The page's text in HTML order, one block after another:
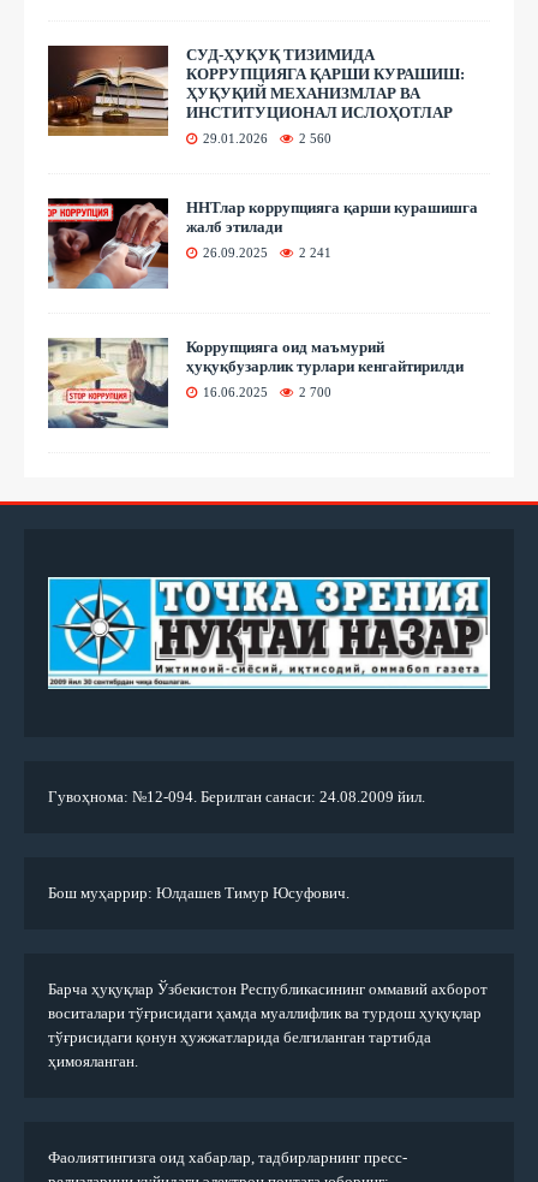
СУД-ҲУҚУҚ ТИЗИМИДА
КОРРУПЦИЯГА ҚАРШИ КУРАШИШ:
ҲУҚУҚИЙ МЕХАНИЗМЛАР ВА
ИНСТИТУЦИОНАЛ ИСЛОҲОТЛАР
29.01.2026 2 560
ННТлар коррупцияга қарши курашишга
жалб этилади
26.09.2025 2 241
Коррупцияга оид маъмурий
ҳуқуқбузарлик турлари кенгайтирилди
16.06.2025 2 700
Гувоҳнома: №12-094. Берилган санаси: 24.08.2009 йил.
Бош муҳаррир: Юлдашев Тимур Юсуфович.
Барча ҳуқуқлар Ўзбекистон Республикасининг оммавий ахборот
воситалари тўғрисидаги ҳамда муаллифлик ва турдош ҳуқуқлар
тўғрисидаги қонун ҳужжатларида белгиланган тартибда
ҳимояланган.
Фаолиятингизга оид хабарлар, тадбирларнинг пресс-